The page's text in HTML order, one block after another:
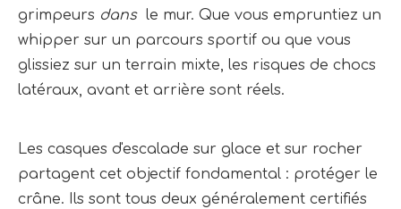
grimpeurs dans le mur. Que vous empruntiez un
whipper sur un parcours sportif ou que vous
glissiez sur un terrain mixte, les risques de chocs
latéraux, avant et arrière sont réels.
Les casques d'escalade sur glace et sur rocher
partagent cet objectif fondamental : protéger le
crâne. Ils sont tous deux généralement certifiés